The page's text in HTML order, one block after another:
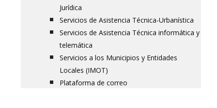
Jurídica
Servicios de Asistencia Técnica-Urbanística
Servicios de Asistencia Técnica informática y
telemática
Servicios a los Municipios y Entidades
Locales (IMOT)
Plataforma de correo